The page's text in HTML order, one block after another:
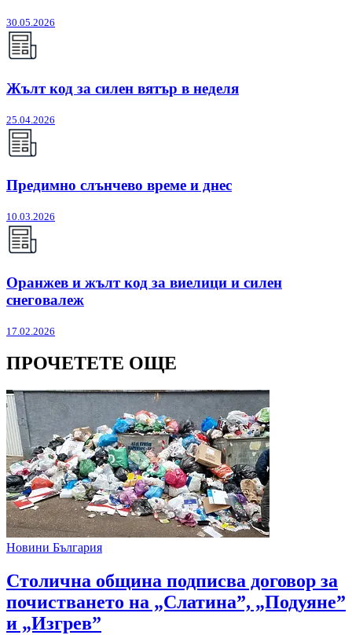
30.05.2026
Жълт код за силен вятър в неделя
25.04.2026
Предимно слънчево време и днес
10.03.2026
Оранжев и жълт код за виелици и силен
снеговалеж
17.02.2026
ПРОЧЕТЕТЕ ОЩЕ
Новини България
Столична община подписва договор за
почистването на „Слатина”, „Подуяне”
и „Изгрев”